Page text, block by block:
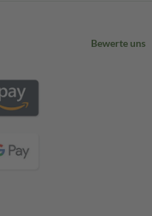
Bewerte uns